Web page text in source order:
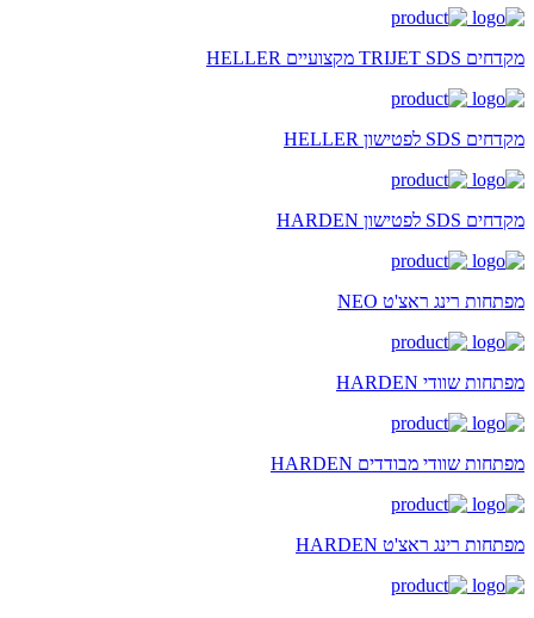
מקדחים TRIJET SDS מקצועיים HELLER
מקדחים SDS לפטישון HELLER
מקדחים SDS לפטישון HARDEN
מפתחות רינג ראצ'ט NEO
מפתחות שוודי HARDEN
מפתחות שוודי מבודדים HARDEN
מפתחות רינג ראצ'ט HARDEN